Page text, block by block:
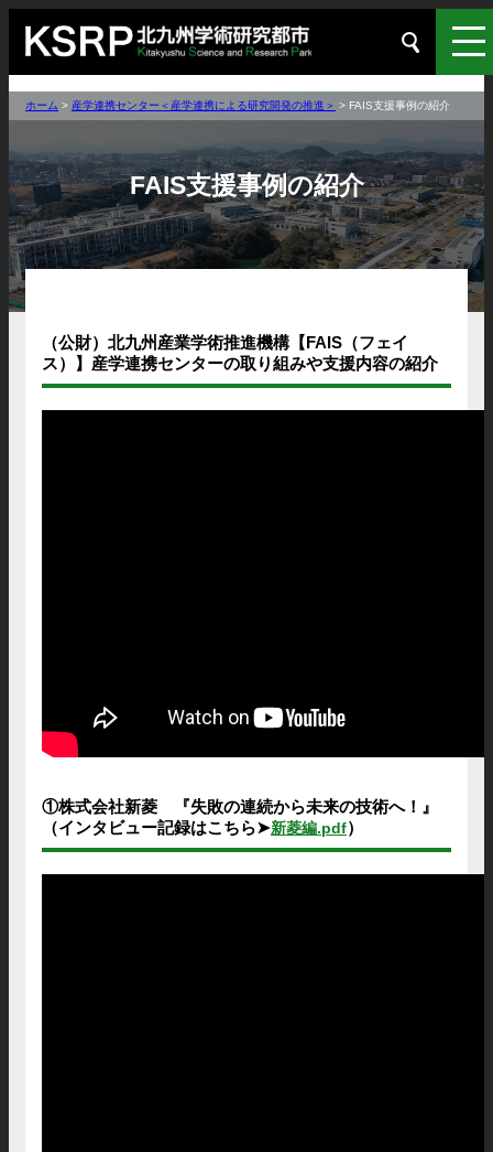
ホーム > 産学連携センター＜産学連携による研究開発の推進＞ > FAIS支援事例の紹介
FAIS支援事例の紹介
（公財）北九州産業学術推進機構【FAIS（フェイ
ス）】産学連携センターの取り組みや支援内容の紹介
①株式会社新菱 『失敗の連続から未来の技術へ！』
（インタビュー記録はこちら➤新菱編.pdf）